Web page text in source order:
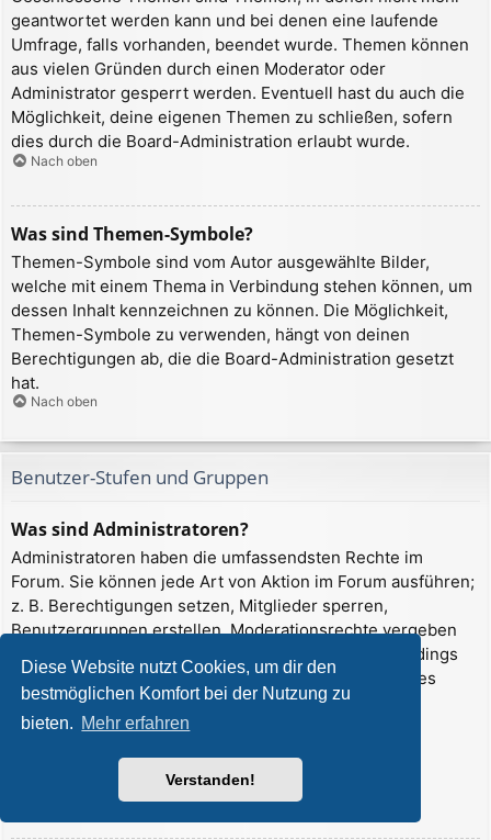
Diese Website nutzt Cookies, um dir den
bestmöglichen Komfort bei der Nutzung zu
bieten. Mehr erfahren
Verstanden!
geantwortet werden kann und bei denen eine laufende
Umfrage, falls vorhanden, beendet wurde. Themen können
aus vielen Gründen durch einen Moderator oder
Administrator gesperrt werden. Eventuell hast du auch die
Möglichkeit, deine eigenen Themen zu schließen, sofern
dies durch die Board-Administration erlaubt wurde.
Nach oben
Was sind Themen-Symbole?
Themen-Symbole sind vom Autor ausgewählte Bilder,
welche mit einem Thema in Verbindung stehen können, um
dessen Inhalt kennzeichnen zu können. Die Möglichkeit,
Themen-Symbole zu verwenden, hängt von deinen
Berechtigungen ab, die die Board-Administration gesetzt
hat.
Nach oben
Benutzer-Stufen und Gruppen
Was sind Administratoren?
Administratoren haben die umfassendsten Rechte im
Forum. Sie können jede Art von Aktion im Forum ausführen;
z. B. Berechtigungen setzen, Mitglieder sperren,
Benutzergruppen erstellen, Moderationsrechte vergeben
usw. Die Rechte, die ein Administrator hat, sind allerdings
davon abhängig, welche Rechte ihnen ein Gründer des
Forums oder ein anderer Administrator erteilt hat.
Administratoren können auch volle
entsprechende Recht erteilt wurde.